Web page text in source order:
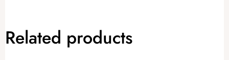
Related products